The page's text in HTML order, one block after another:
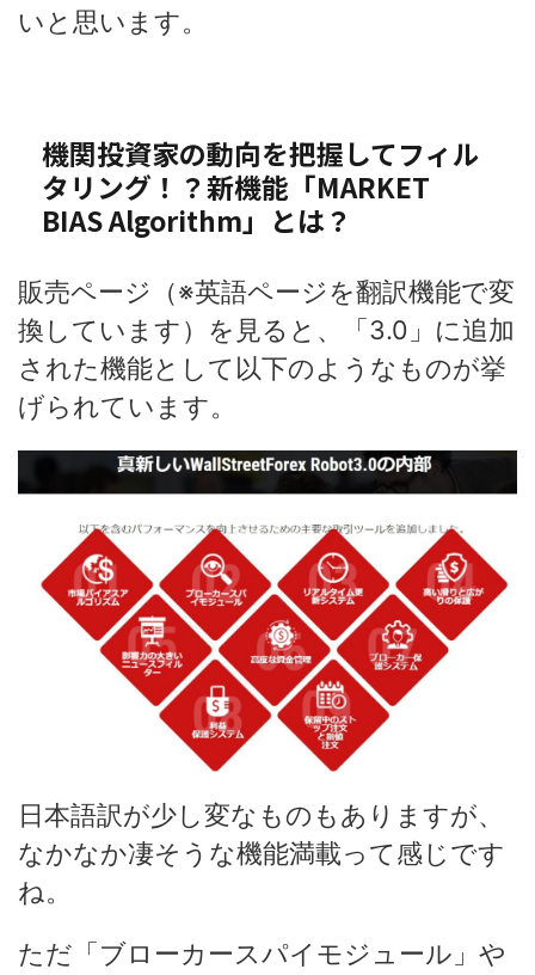
いと思います。
機関投資家の動向を把握してフィル
タリング！？新機能「MARKET
BIAS Algorithm」とは？
販売ページ（※英語ページを翻訳機能で変
換しています） を見ると、「3.0」に追加
された機能として以下のようなものが挙
げられています。
日本語訳が少し変なものもありますが、
なかなか凄そうな機能満載って感じです
ね。
ただ「ブローカースパイモジュール」や